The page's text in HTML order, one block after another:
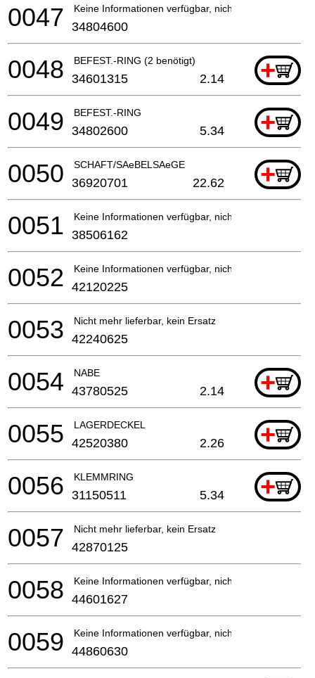
Keine Informationen verfügbar, nicht bestellbar
0047 34804600
BEFEST.-RING (2 benötigt) +
0048 34601315 2.14
BEFEST.-RING +
0049 34802600 5.34
SCHAFT/SAeBELSAeGE +
0050 36920701 22.62
Keine Informationen verfügbar, nicht bestellbar
0051 38506162
Keine Informationen verfügbar, nicht bestellbar
0052 42120225
Nicht mehr lieferbar, kein Ersatz
0053 42240625
NABE +
0054 43780525 2.14
LAGERDECKEL +
0055 42520380 2.26
KLEMMRING +
0056 31150511 5.34
Nicht mehr lieferbar, kein Ersatz
0057 42870125
Keine Informationen verfügbar, nicht bestellbar
0058 44601627
Keine Informationen verfügbar, nicht bestellbar
0059 44860630